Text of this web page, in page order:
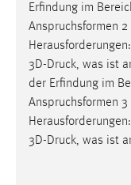
Erfindung im
Anspruchsformen
3D-Druck, was ist
der Erfindung im
Anspruchsformen
3D-Druck, was ist